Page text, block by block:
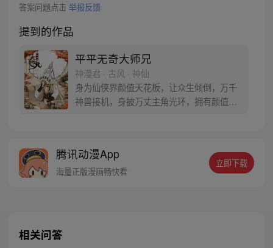
答案问题点击 举报反馈
提到的作品
平平无奇大师兄
神漫君 · 古风 · 神仙
身为仙侠界颜值天花板，让众生倾倒，万千
神兽接机，身披万丈主角光环，拥有颜值牛
知！ 听我的，你们还小，一定要来这里见见
世面！每天舔一遍，防止去早恋！
腾讯动漫App
海量正版漫画畅快看
立即下载
相关问答